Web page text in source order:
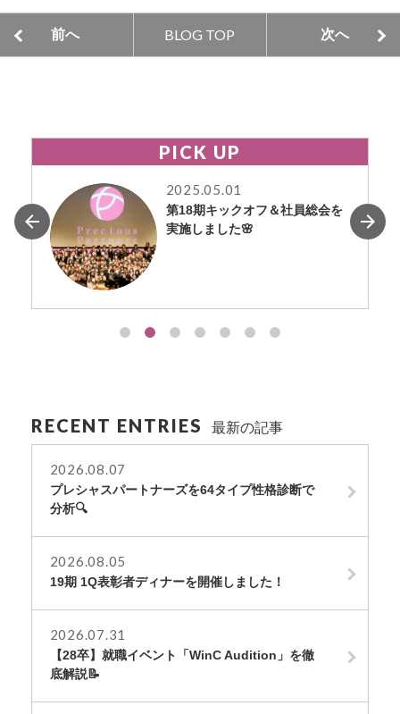
e
k
前へ BLOG TOP 次へ
PICK UP
2025.05.01
第18期キックオフ＆社員総会を
実施しました🌸
RECENT ENTRIES 最新の記事
2026.08.07
プレシャスパートナーズを64タイプ性格診断で
分析🔍
2026.08.05
19期 1Q表彰者ディナーを開催しました！
2026.07.31
【28卒】就職イベント「WinC Audition」を徹
底解説📝